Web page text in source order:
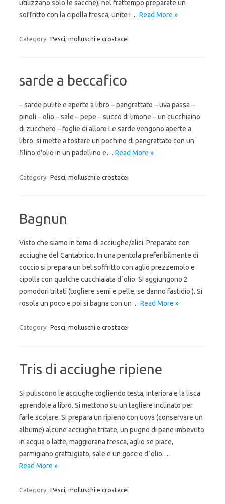
utilizzano solo le sacche); nel frattempo preparate un
soffritto con la cipolla fresca, unite i… Read More »
Category: Pesci, molluschi e crostacei
sarde a beccafico
– sarde pulite e aperte a libro – pangrattato – uva passa –
pinoli – olio – sale – pepe – succo di limone – un cucchiaino
di zucchero – foglie di alloro Le sarde vengono aperte a
libro. si mette a tostare un pochino di pangrattato con un
filino d’olio in un padellino e… Read More »
Category: Pesci, molluschi e crostacei
Bagnun
Visto che siamo in tema di acciughe/alici. Preparato con
acciughe del Cantabrico. In una pentola preferibilmente di
coccio si prepara un bel soffritto con aglio prezzemolo e
cipolla con qualche cucchiaiata d`olio. Si aggiungono 2
pomodori tritati (togliere semi e pelle, se danno fastidio ). Si
rosola un poco e poi si bagna con un… Read More »
Category: Pesci, molluschi e crostacei
Tris di acciughe ripiene
Si puliscono le acciughe togliendo testa, interiora e la lisca
aprendole a libro. Si mettono su un tagliere inclinato per
farle scolare. Si prepara un ripieno con uova (conservare un
albume) alcune acciughe tritate, un pugno di pane imbevuto
in acqua o latte, maggiorana fresca, aglio se piace,
parmigiano grattugiato, sale e un goccio d`olio.…
Read More »
Category: Pesci, molluschi e crostacei